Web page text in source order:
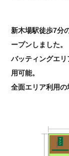
新木場駅徒歩7分
ープンしました。
バッティングエ
用可能。
全面エリア利用の